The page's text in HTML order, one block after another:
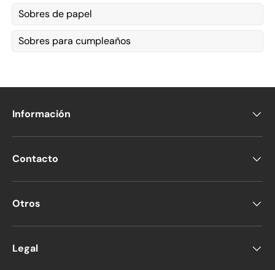
Sobres de papel
Sobres para cumpleaños
Información
Contacto
Otros
Legal